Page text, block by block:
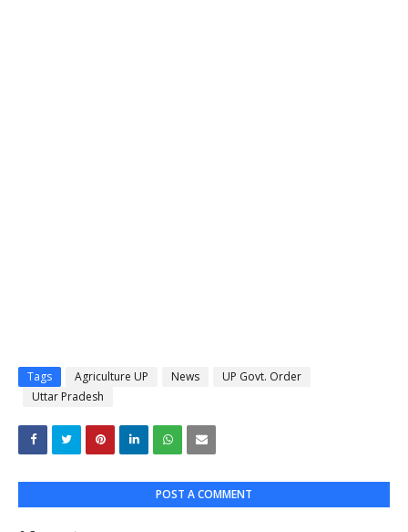
Tags Agriculture UP News
UP Govt. Order
Uttar Pradesh
POST A COMMENT